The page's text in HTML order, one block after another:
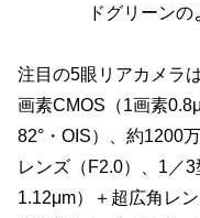
ドグリーン
注目の5眼リアカメラ
画素CMOS（1画素
82°・OIS）、約1200
レンズ（F2.0）、1／
1.12μm）＋超広角レ